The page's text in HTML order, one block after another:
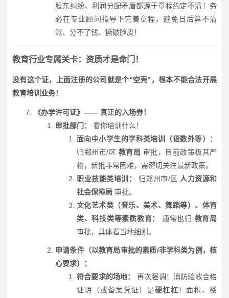
股东纠纷、利润分配矛盾都源于章程约定不清！务
必在专业顾问指导下完善章程，避免日后算不清
账、分不了钱、撕破脸皮！
教育行业专属关卡：资质才是命门！
没有这个证，上面注册的公司就是个“空壳”，根本不能合法开展
教育培训业务！
《办学许可证》—— 真正的入场券！
审批部门：
看你培训什么！
面向中小学生的学科类培训（语数外等）：
归郑州市/区 教育局 审批，目前政策极其严
格，新批非常困难，需密切关注最新政策。
职业技能类培训：
归郑州市/区 人力资源和
社会保障局 审批。
文化艺术类（音乐、美术、舞蹈等）、体育
类、科技类等素质教育：
通常也归 教育局
审批，具体看当地细则。
申请条件（以教育局审批的素质/非学科类为例，核
心要求）：
符合要求的场地：
再次强调！消防验收合格
证明（或备案凭证）是硬杠杠！面积、楼